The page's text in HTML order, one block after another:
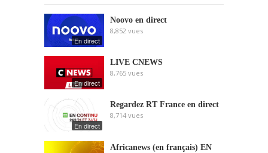
En direct
Noovo en direct
8,852 vues
En direct
LIVE CNEWS
8,765 vues
En direct
Regardez RT France en direct
8,714 vues
Africanews (en français) EN